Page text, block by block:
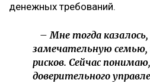
денежных требований.
– Мне тогда
замечательную семью,
рисков. Сейчас
доверительного